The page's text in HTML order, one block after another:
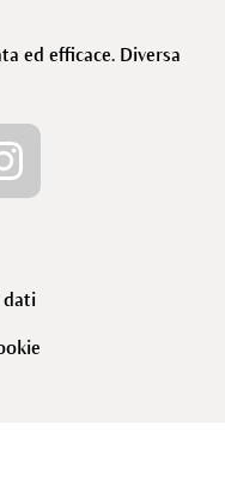
ed efficace. Diversa
dati